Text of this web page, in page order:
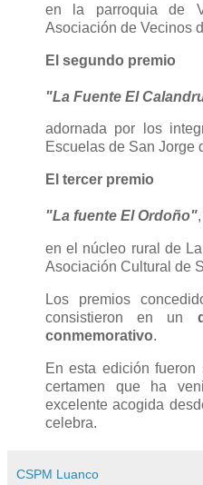
en la parroquia de
Asociación de Vecinos
El segundo premio
"La Fuente El
adornada por los
Escuelas de San Jorge
El tercer premio
"La fuente El Ordoño",
en el núcleo rural de
Asociación Cultural de
Los premios
consistieron en un
conmemorativo.
En esta edición
certamen que ha
excelente acogida
celebra.
CSPM Luanco